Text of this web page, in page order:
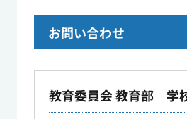
お問い合わせ
教育委員会 教育部 学